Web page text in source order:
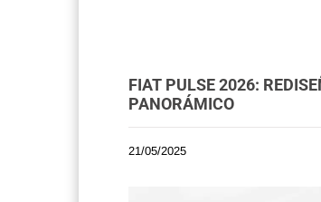
FIAT PULSE 2026:
PANORÁMICO
21/05/2025